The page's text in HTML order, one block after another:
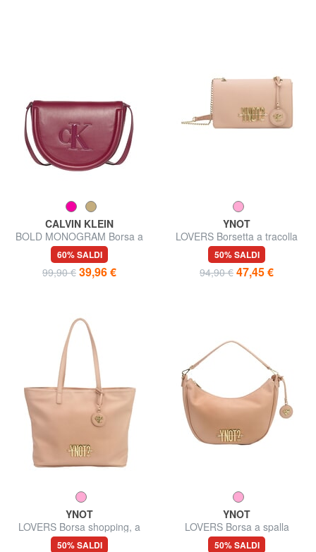
CALVIN KLEIN
BOLD MONOGRAM Borsa a
tracolla
60% SALDI
99,90 € 39,96 €
YNOT
LOVERS Borsetta a tracolla
50% SALDI
94,90 € 47,45 €
YNOT
LOVERS Borsa shopping, a
spalla
50% SALDI
YNOT
LOVERS Borsa a spalla
50% SALDI